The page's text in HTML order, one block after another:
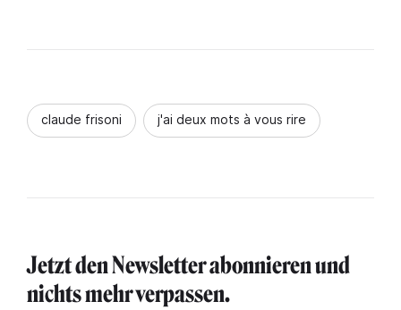
claude frisoni j'ai deux mots à vous rire
Jetzt den Newsletter abonnieren und
nichts mehr verpassen.